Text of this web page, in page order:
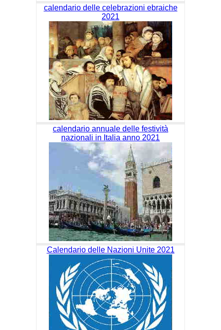
calendario delle celebrazioni ebraiche
2021
calendario annuale delle festività
nazionali in Italia anno 2021
Calendario delle Nazioni Unite 2021